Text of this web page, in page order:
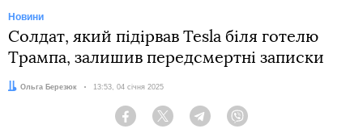
Новини
Солдат, який підірвав Tesla біля готелю
Трампа, залишив передсмертні записки
Автор:
Ольга Березюк Дата:
13:53, 04 січня 2025
Facebook Twitter Telegram